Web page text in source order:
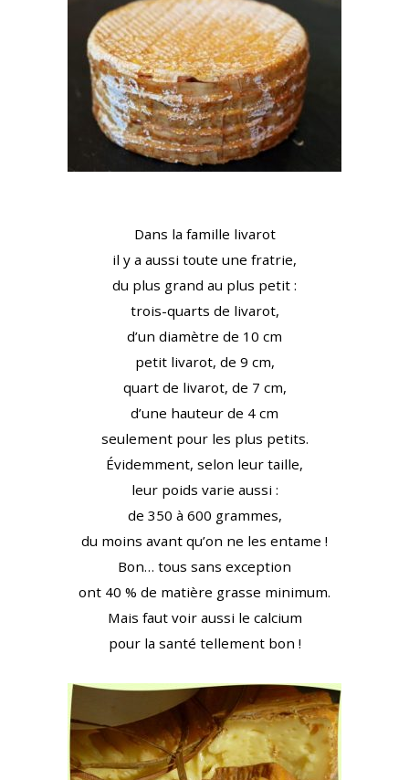
Dans la famille livarot
il y a aussi toute une fratrie,
du plus grand au plus petit :
trois-quarts de livarot,
d’un diamètre de 10 cm
petit livarot, de 9 cm,
quart de livarot, de 7 cm,
d’une hauteur de 4 cm
seulement pour les plus petits.
Évidemment, selon leur taille,
leur poids varie aussi :
de 350 à 600 grammes,
du moins avant qu’on ne les entame !
Bon… tous sans exception
ont 40 % de matière grasse minimum.
Mais faut voir aussi le calcium
pour la santé tellement bon !